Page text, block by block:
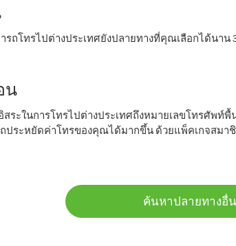
ถโทรไปต่างประเทศยังปลายทางที่คุณเลือกได้นาน
น
ระในการโทรไปต่างประเทศถึงหมายเลขโทรศัพ
ประหยัดค่าโทรของคุณได้มากขึ้น ด้วยแพ็คเกจสมา
ค้นหาปลายทางอื่